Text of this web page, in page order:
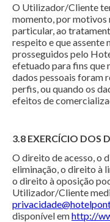
O Utilizador/Cliente
momento, por motivos
particular, ao
respeito e que assente
prosseguidos pelo
efetuado para fins que
dados pessoais foram
perfis, ou quando os
efeitos de
3.8 EXERCÍCIO DOS
O direito de acesso, o
eliminação, o direito à
o direito à oposição
Utilizador/Cliente
disponível emhttp://